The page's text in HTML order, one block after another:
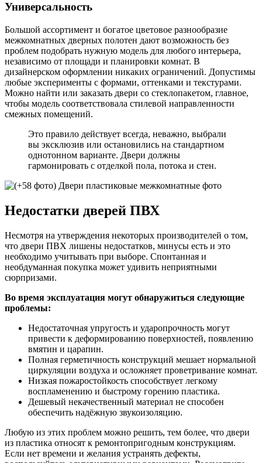
Универсальность
Большой ассортимент и богатое цветовое разнообразие
межкомнатных дверных полотен дают возможность без
проблем подобрать нужную модель для любого интерьера,
независимо от площади и планировки комнат. В
дизайнерском оформлении никаких ограничений. Допустимы
любые эксперименты с формами, оттенками и текстурами.
Можно найти или заказать двери со стеклопакетом, главное,
чтобы модель соответствовала стилевой направленности
смежных помещений.
Это правило действует всегда, неважно, выбрали
вы эксклюзив или остановились на стандартном
однотонном варианте. Двери должны
гармонировать с отделкой пола, потока и стен.
Недостатки дверей ПВХ
Несмотря на утверждения некоторых производителей о том,
что двери ПВХ лишены недостатков, минусы есть и это
необходимо учитывать при выборе. Спонтанная и
необдуманная покупка может удивить неприятными
сюрпризами.
Во время эксплуатация могут обнаружиться следующие
проблемы:
Недостаточная упругость и ударопрочность могут
привести к деформированию поверхностей, появлению
вмятин и царапин.
Полная герметичность конструкций мешает нормальной
циркуляции воздуха и осложняет проветривание комнат.
Низкая пожаростойкость способствует легкому
воспламенению и быстрому горению пластика.
Дешевый некачественный материал не способен
обеспечить надёжную звукоизоляцию.
Любую из этих проблем можно решить, тем более, что двери
из пластика относят к ремонтопригодным конструкциям.
Если нет времени и желания устранять дефекты,